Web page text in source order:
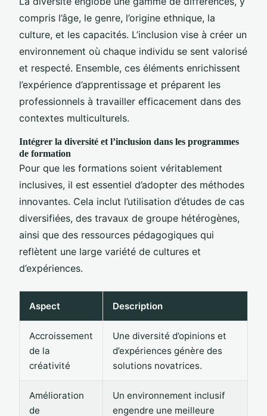
compris l’âge, le genre, l’origine ethnique, la
culture, et les capacités. L’inclusion vise à créer un
environnement où chaque individu se sent valorisé
et respecté. Ensemble, ces éléments enrichissent
l’expérience d’apprentissage et préparent les
professionnels à travailler efficacement dans des
contextes multiculturels.
Intégrer la diversité et l’inclusion dans les programmes
de formation
Pour que les formations soient véritablement
inclusives, il est essentiel d’adopter des méthodes
innovantes. Cela inclut l’utilisation d’études de cas
diversifiées, des travaux de groupe hétérogènes,
ainsi que des ressources pédagogiques qui
reflètent une large variété de cultures et
d’expériences.
Aspect Description
Accroissement
de la
créativité
Une diversité d’opinions et
d’expériences génère des
solutions novatrices.
Amélioration
de
Un environnement inclusif
engendre une meilleure